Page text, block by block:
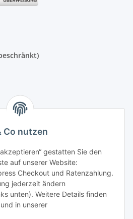
Co nutzen
gestatten Sie den
auf unserer Website:
Checkout und Ratenzahlung.
jederzeit ändern
unten). Weitere Details finden
und in unserer